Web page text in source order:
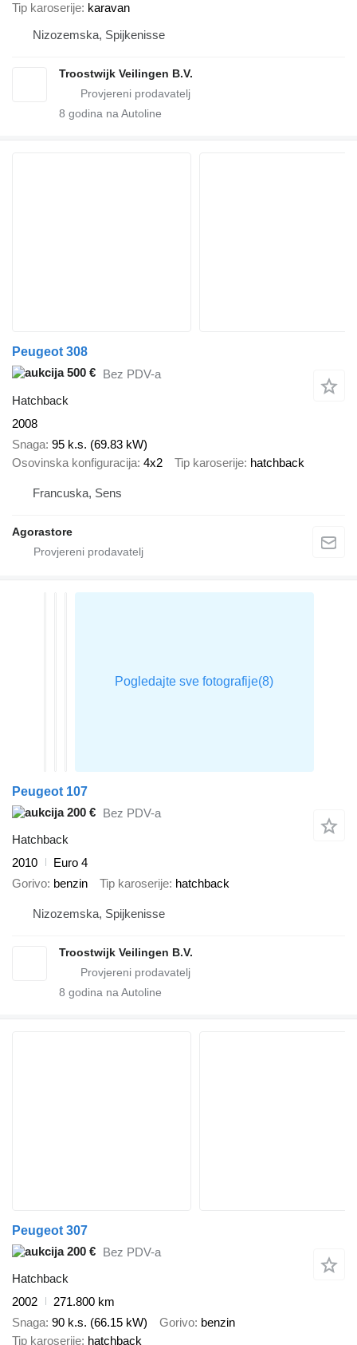
Tip karoserije karavan
Nizozemska, Spijkenisse
Troostwijk Veilingen B.V.
8 godina na Autoline
Peugeot 308
500 € Bez PDV-a
Hatchback
2008
Snaga 95 k.s. (69.83 kW)
Osovinska konfiguracija 4x2 Tip karoserije hatchback
Francuska, Sens
Agorastore
Peugeot 107
200 € Bez PDV-a
Hatchback
2010
Euro 4
Gorivo benzin Tip karoserije hatchback
Nizozemska, Spijkenisse
Troostwijk Veilingen B.V.
8 godina na Autoline
Peugeot 307
200 € Bez PDV-a
Hatchback
2002
271.800 km
Snaga 90 k.s. (66.15 kW) Gorivo benzin
Tip karoserije hatchback